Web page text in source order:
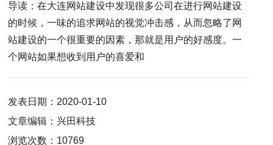
导读：在大连网站建设中发现很多公司在进行网站建设
的时候，一味的追求网站的视觉冲击感，从而忽略了网
站建设的一个很重要的因素，那就是用户的好感度。一
个网站如果想收到用户的喜爱和
发表日期：2020-01-10
文章编辑：兴田科技
浏览次数：10769